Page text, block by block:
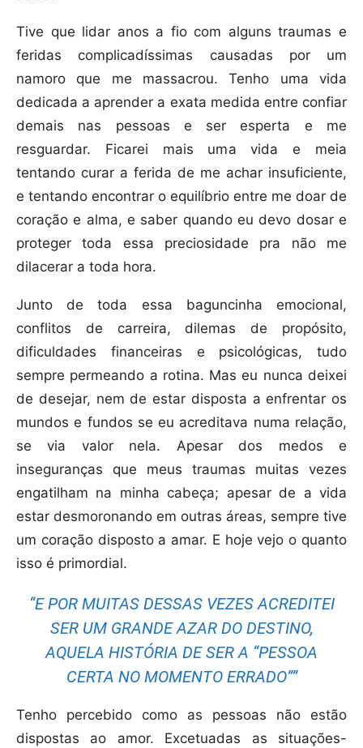
Tive que lidar anos a fio com alguns traumas e
feridas complicadíssimas causadas por um
namoro que me massacrou. Tenho uma vida
dedicada a aprender a exata medida entre confiar
demais nas pessoas e ser esperta e me
resguardar. Ficarei mais uma vida e meia
tentando curar a ferida de me achar insuficiente,
e tentando encontrar o equilíbrio entre me doar de
coração e alma, e saber quando eu devo dosar e
proteger toda essa preciosidade pra não me
dilacerar a toda hora.
Junto de toda essa baguncinha emocional,
conflitos de carreira, dilemas de propósito,
dificuldades financeiras e psicológicas, tudo
sempre permeando a rotina. Mas eu nunca deixei
de desejar, nem de estar disposta a enfrentar os
mundos e fundos se eu acreditava numa relação,
se via valor nela. Apesar dos medos e
inseguranças que meus traumas muitas vezes
engatilham na minha cabeça; apesar de a vida
estar desmoronando em outras áreas, sempre tive
um coração disposto a amar. E hoje vejo o quanto
isso é primordial.
“E POR MUITAS DESSAS VEZES ACREDITEI
SER UM GRANDE AZAR DO DESTINO,
AQUELA HISTÓRIA DE SER A “PESSOA
CERTA NO MOMENTO ERRADO””
Tenho percebido como as pessoas não estão
dispostas ao amor. Excetuadas as situações-